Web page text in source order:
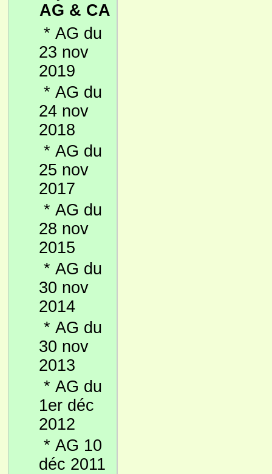
AG & CA
* AG du
23 nov
2019
* AG du
24 nov
2018
* AG du
25 nov
2017
* AG du
28 nov
2015
* AG du
30 nov
2014
* AG du
30 nov
2013
* AG du
1er déc
2012
* AG 10
déc 2011